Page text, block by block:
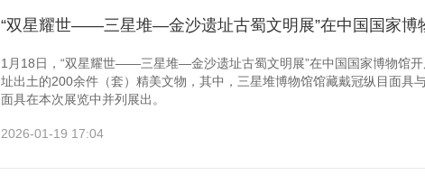
“双星耀世——三星堆—金沙遗址古蜀文明展”在中国国家博
1月18日，“双星耀世——三星堆—金沙遗址古蜀文明展”在中国国家博物馆
址出土的200余件（套）精美文物，其中，三星堆博物馆馆藏戴冠纵目面具
面具在本次展览中并列展出。
2026-01-19 17:04